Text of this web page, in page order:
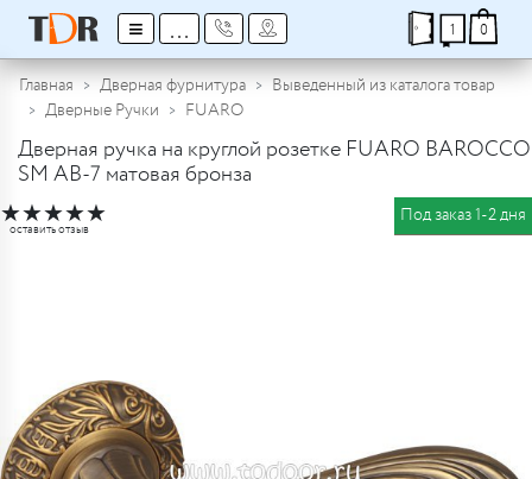
≡ ... 1 0
Главная Дверная фурнитура
Выведенный из каталога товар
Дверные Ручки
FUARO
Дверная ручка на круглой розетке FUARO BAROCCO
SM AB-7 матовая бронза
★★★★★
оставить отзыв
Под заказ 1-2 дня